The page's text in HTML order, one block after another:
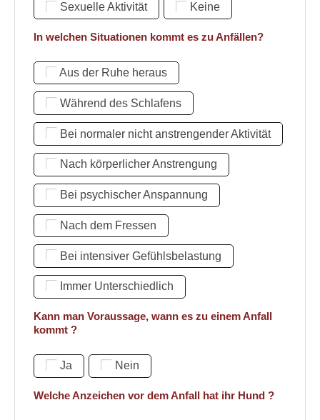
Sexuelle Aktivität Keine
In welchen Situationen kommt es zu Anfällen?
Aus der Ruhe heraus
Während des Schlafens
Bei normaler nicht anstrengender Aktivität
Nach körperlicher Anstrengung
Bei psychischer Anspannung
Nach dem Fressen
Bei intensiver Gefühlsbelastung
Immer Unterschiedlich
Kann man Voraussage, wann es zu einem Anfall
kommt ?
Ja Nein
Welche Anzeichen vor dem Anfall hat ihr Hund ?